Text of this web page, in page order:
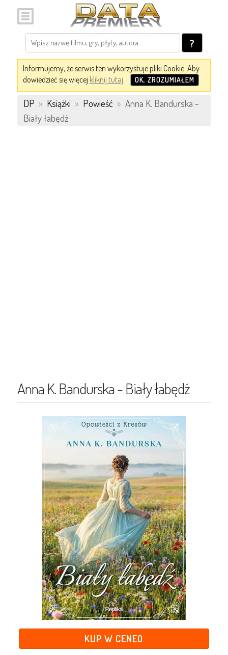
?
Informujemy, że serwis ten wykorzystuje pliki Cookie. Aby
dowiedzieć się więcej kliknij tutaj. OK, ZROZUMIAŁEM
DP » Książki » Powieść » Anna K. Bandurska -
Biały łabędź
Anna K. Bandurska - Biały łabędź
KUP W CENEO